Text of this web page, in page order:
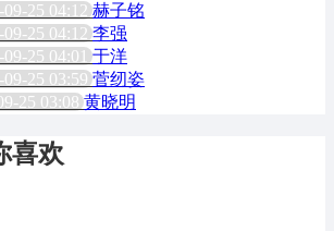
09-25 04:12 赫子铭
09-25 04:12 李强
09-25 04:01 于洋
09-25 03:59 菅纫姿
25 03:08 黄晓明
喜欢